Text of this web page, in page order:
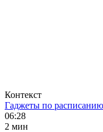
Контекст
Гаджеты по
06:28
2 мин